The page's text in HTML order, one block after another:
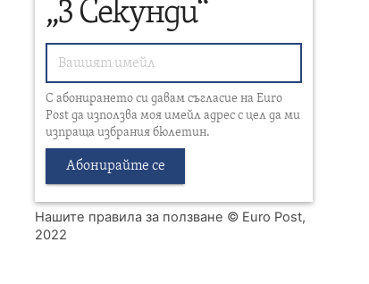
„3 Секунди“
С абонирането си давам съгласие на Euro
Post да използва моя имейл адрес с цел да ми
изпраща избрания бюлетин.
Абонирайте се
Нашите правила за ползване © Euro Post,
2022